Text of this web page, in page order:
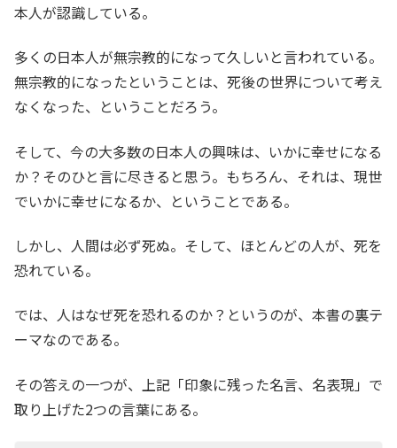
本人が認識している。
多くの日本人が無宗教的になって久しいと言われている。
無宗教的になったということは、死後の世界について考え
なくなった、ということだろう。
そして、今の大多数の日本人の興味は、いかに幸せになる
か？そのひと言に尽きると思う。もちろん、それは、現世
でいかに幸せになるか、ということである。
しかし、人間は必ず死ぬ。そして、ほとんどの人が、死を
恐れている。
では、人はなぜ死を恐れるのか？というのが、本書の裏テ
ーマなのである。
その答えの一つが、上記「印象に残った名言、名表現」で
取り上げた2つの言葉にある。